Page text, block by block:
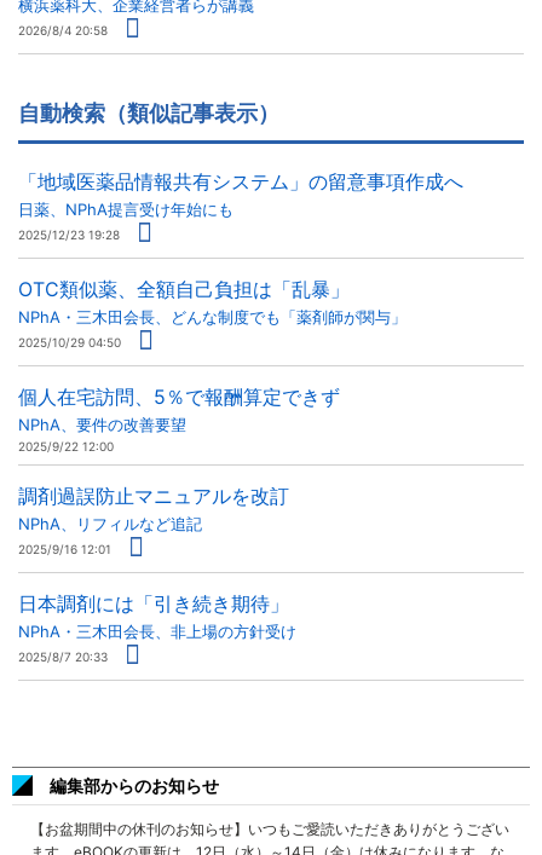
横浜薬科大、企業経営者らが講義
2026/8/4 20:58
自動検索（類似記事表示）
「地域医薬品情報共有システム」の留意事項作成へ
日薬、NPhA提言受け年始にも
2025/12/23 19:28
OTC類似薬、全額自己負担は「乱暴」
NPhA・三木田会長、どんな制度でも「薬剤師が関与」
2025/10/29 04:50
個人在宅訪問、5％で報酬算定できず
NPhA、要件の改善要望
2025/9/22 12:00
調剤過誤防止マニュアルを改訂
NPhA、リフィルなど追記
2025/9/16 12:01
日本調剤には「引き続き期待」
NPhA・三木田会長、非上場の方針受け
2025/8/7 20:33
編集部からのお知らせ
【お盆期間中の休刊のお知らせ】いつもご愛読いただきありがとうござい